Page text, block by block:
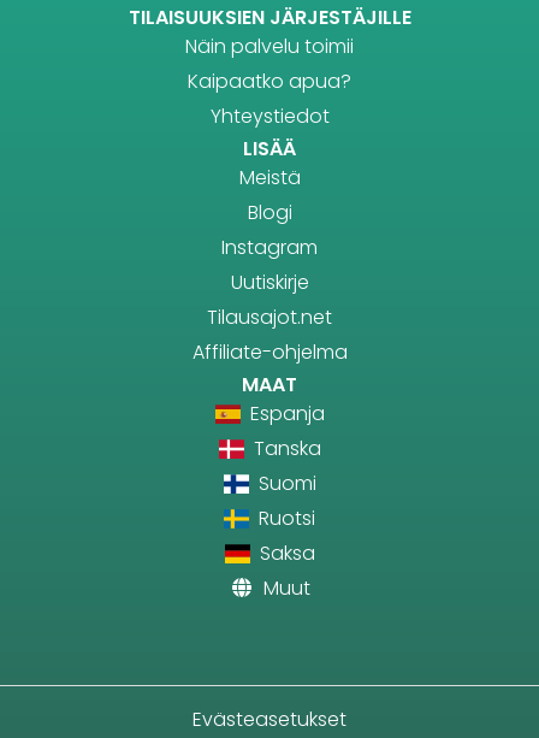
TILAISUUKSIEN JÄRJESTÄJILLE
Näin palvelu toimii
Kaipaatko apua?
Yhteystiedot
LISÄÄ
Meistä
Blogi
Instagram
Uutiskirje
Tilausajot.net
Affiliate-ohjelma
MAAT
Espanja
Tanska
Suomi
Ruotsi
Saksa
Muut
Evästeasetukset